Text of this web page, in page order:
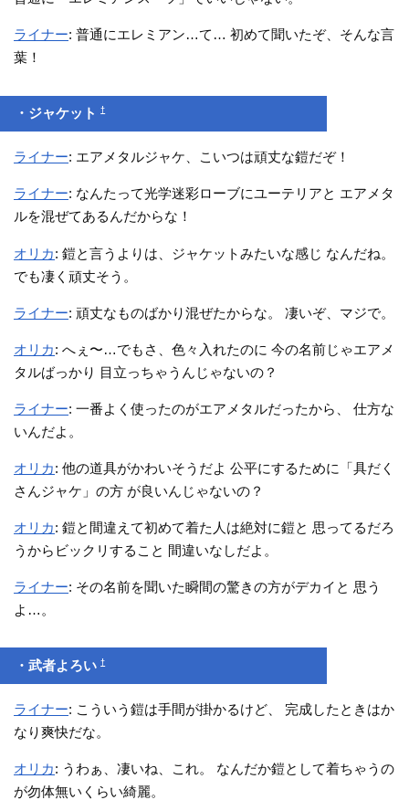
ライナー: 普通にエレミアン…て… 初めて聞いたぞ、そんな言
葉！
・ジャケット†
ライナー: エアメタルジャケ、こいつは頑丈な鎧だぞ！
ライナー: なんたって光学迷彩ローブにユーテリアと エアメタ
ルを混ぜてあるんだからな！
オリカ: 鎧と言うよりは、ジャケットみたいな感じ なんだね。
でも凄く頑丈そう。
ライナー: 頑丈なものばかり混ぜたからな。 凄いぞ、マジで。
オリカ: へぇ〜…でもさ、色々入れたのに 今の名前じゃエアメ
タルばっかり 目立っちゃうんじゃないの？
ライナー: 一番よく使ったのがエアメタルだったから、 仕方な
いんだよ。
オリカ: 他の道具がかわいそうだよ 公平にするために「具だく
さんジャケ」の方 が良いんじゃないの？
オリカ: 鎧と間違えて初めて着た人は絶対に鎧と 思ってるだろ
うからビックリすること 間違いなしだよ。
ライナー: その名前を聞いた瞬間の驚きの方がデカイと 思う
よ…。
・武者よろい†
ライナー: こういう鎧は手間が掛かるけど、 完成したときはか
なり爽快だな。
オリカ: うわぁ、凄いね、これ。 なんだか鎧として着ちゃうの
が勿体無いくらい綺麗。